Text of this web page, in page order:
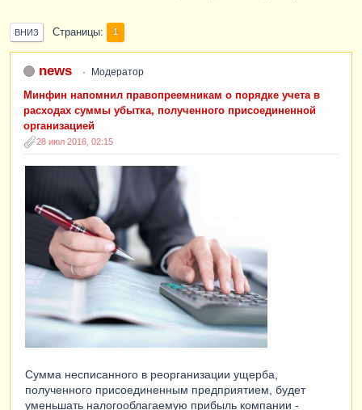
ВНИЗ Страницы 1
news Модератор
Минфин напомнил правопреемникам о порядке учета в
расходах суммы убытка, полученного присоединенной
организацией
28 июл 2016, 02:15
Сумма несписанного в реорганизации ущерба,
полученного присоединенным предприятием, будет
уменьшать налогооблагаемую прибыль компании -